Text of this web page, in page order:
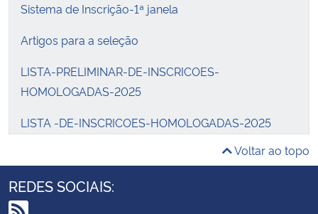
Sistema de Inscrição-1ª janela
Artigos para a seleção
LISTA-PRELIMINAR-DE-INSCRICOES-
HOMOLOGADAS-2025
LISTA -DE-INSCRICOES-HOMOLOGADAS-2025
CALENDÁRIO DE DEFESA DE PROJETO –
CANDIDATOS-1
Voltar ao topo
REDES SOCIAIS: